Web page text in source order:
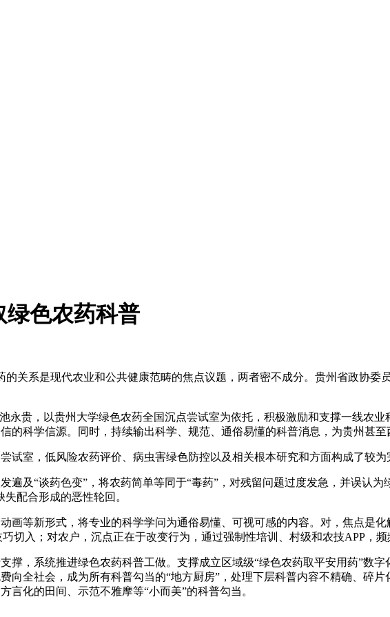
绿色农药科普
系是现代农业和公共健康范畴的焦点议题，两者密不成分。贵州省政协委
贵，以贵州大学绿色农药全国沉点尝试室为依托，积极激励和支撑一线农业
的科学信源。同时，持续输出科学、规范、通俗易懂的科普消息，为贵州甚至
室，低风险农药评价、病虫害绿色防控以及相关根本研究和方面构成了较为
“谈药色变”，将农药简单等同于“毒药”，对残留问题过度发急，并误认为
配合形成的恶性轮回。
等新形式，将专业的科学学问为通俗易懂、可视可感的内容。对，焦点是化
切入；对农户，沉点正在于改变行为，通过强制性培训、村级和农技APP，频
，系统推进绿色农药科普工做。支撑成立区域级“绿色农药取平安用药”数字
向全社会，成为所有科普勾当的“地方厨房”，处理下层科普内容不精确、碎
言化的田间、示范不雅摩等“小而美”的科普勾当。